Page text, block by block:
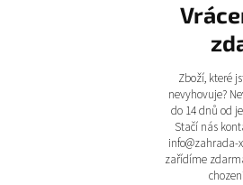
Zboží, které
nevyhovuje?
do 14 dnů od
Stačí nás
info@zahrada-
zařídíme